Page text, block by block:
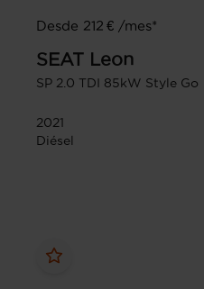
Desde 212 € /mes*
SEAT Leon
SP 2.0 TDI 85kW Style Go
2021
Diésel